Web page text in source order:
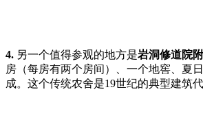
4. 另一个值得参观的地方是岩洞修道院
房（每房有两个房间）、一个地窖、夏
成。这个传统农舍是19世纪的典型建筑代